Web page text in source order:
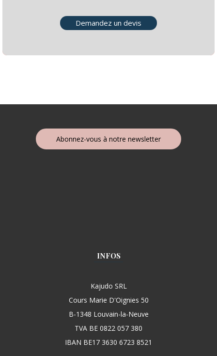
Demandez un devis
Abonnez-vous à notre newsletter
INFOS
Kajudo SRL
Cours Marie D'Oignies 50
B-1348 Louvain-la-Neuve
TVA BE 0822 057 380
IBAN BE17 3630 6723 8521